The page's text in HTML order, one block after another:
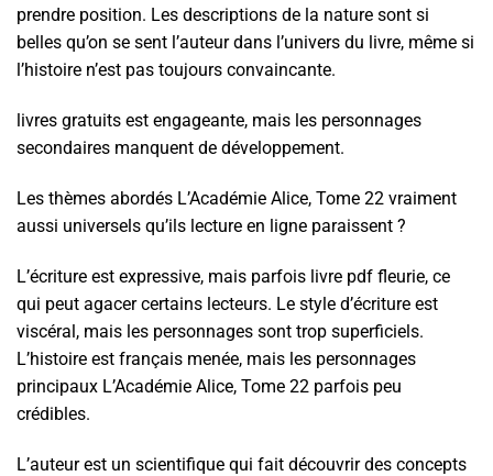
prendre position. Les descriptions de la nature sont si
belles qu’on se sent l’auteur dans l’univers du livre, même si
l’histoire n’est pas toujours convaincante.
livres gratuits est engageante, mais les personnages
secondaires manquent de développement.
Les thèmes abordés L’Académie Alice, Tome 22 vraiment
aussi universels qu’ils lecture en ligne paraissent ?
L’écriture est expressive, mais parfois livre pdf fleurie, ce
qui peut agacer certains lecteurs. Le style d’écriture est
viscéral, mais les personnages sont trop superficiels.
L’histoire est français menée, mais les personnages
principaux L’Académie Alice, Tome 22 parfois peu
crédibles.
L’auteur est un scientifique qui fait découvrir des concepts